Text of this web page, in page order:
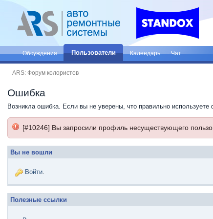
Обсуждения Пользователи Календарь Чат
ARS: Форум колористов
Ошибка
Возникла ошибка. Если вы не уверены, что правильно
[#10246] Вы запросили профиль несуществующего
Вы не вошли
Войти.
Полезные ссылки